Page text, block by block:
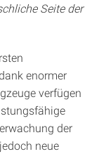
Seite der
enormer
verfügen
der
neue